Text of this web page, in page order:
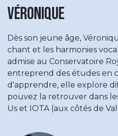
Véronique
Dès son jeune âge,
chant et les harmonies
admise au Conservatoire
entreprend des études en
d'apprendre, elle explore
pouvez la retrouver dans
Us et IOTA (aux côtés de